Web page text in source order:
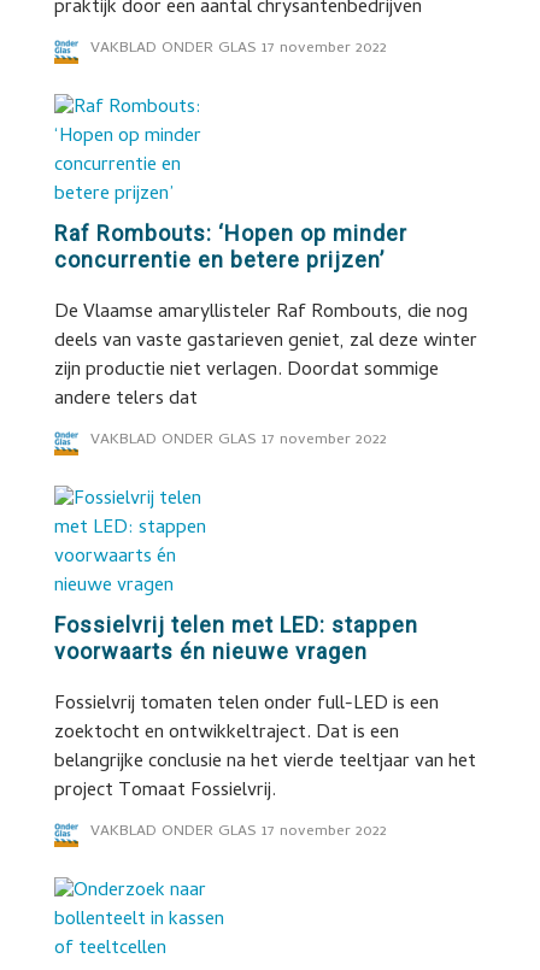
praktijk door een aantal chrysantenbedrijven
VAKBLAD ONDER GLAS 17 november 2022
Raf Rombouts: ‘Hopen op minder
concurrentie en betere prijzen’
De Vlaamse amaryllisteler Raf Rombouts, die nog
deels van vaste gastarieven geniet, zal deze winter
zijn productie niet verlagen. Doordat sommige
andere telers dat
VAKBLAD ONDER GLAS 17 november 2022
Fossielvrij telen met LED: stappen
voorwaarts én nieuwe vragen
Fossielvrij tomaten telen onder full-LED is een
zoektocht en ontwikkeltraject. Dat is een
belangrijke conclusie na het vierde teeltjaar van het
project Tomaat Fossielvrij.
VAKBLAD ONDER GLAS 17 november 2022